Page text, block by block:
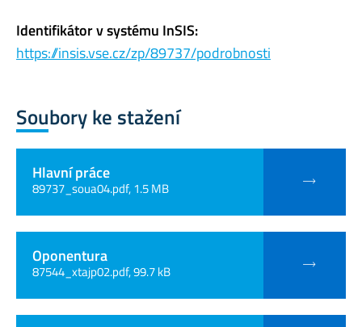
Identifikátor v systému InSIS:
https://insis.vse.cz/zp/89737/podrobnosti
Soubory ke stažení
Hlavní práce
89737_soua04.pdf, 1.5 MB
Oponentura
87544_xtajp02.pdf, 99.7 kB